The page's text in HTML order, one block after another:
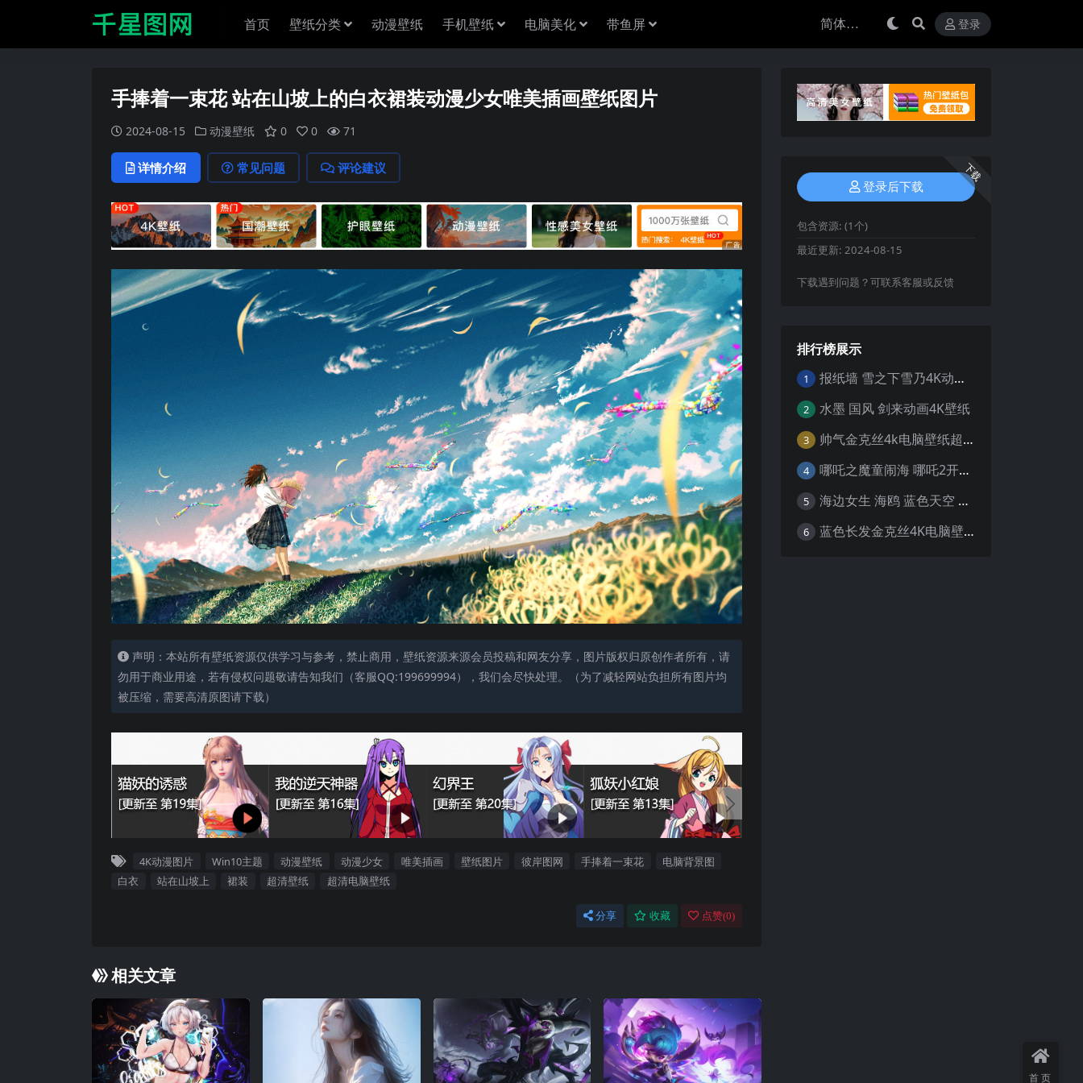
首页 壁纸分类 动漫壁纸 手机壁纸 电脑美化 带鱼屏 登录
手捧着一束花 站在山坡上的白衣裙装动漫少女唯美插画壁纸图片
2024-08-15 动漫壁纸 0 0 71
详情介绍 常见问题 评论建议
声明：本站所有壁纸资源仅供学习与参考，禁止商用，壁纸资源来源会员投稿和网友分享，图片版权归原创作者所有，请
勿用于商业用途，若有侵权问题敬请告知我们（客服QQ:199699994），我们会尽快处理。（为了减轻网站负担所有图片均
被压缩，需要高清原图请下载）
4K动漫图片 Win10主题 动漫壁纸 动漫少女 唯美插画 壁纸图片 彼岸图网 手捧着一束花
电脑背景图
白衣
站在山坡上 裙装 超清壁纸 超清电脑壁纸
分享 收藏 点赞(0)
相关文章
下载
登录后下载
包含资源: (1个)
最近更新: 2024-08-15
下载遇到问题？可联系客服或反馈
排行榜展示
1 报纸墙 雪之下雪乃4K动漫壁纸
2 水墨 国风 剑来动画4K壁纸
3 帅气金克丝4k电脑壁纸超清
4 哪吒之魔童闹海 哪吒2开场4K壁纸
5 海边女生 海鸥 蓝色天空 4K壁纸
6 蓝色长发金克丝4K电脑壁纸
首页